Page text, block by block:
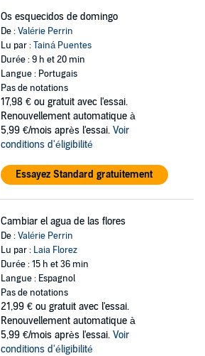
Os esquecidos de domingo
De :Valérie Perrin
Lu par :Tainá Puentes
Durée : 9 h et 20 min
Langue : Portugais
Pas de notations
17,98 € ou gratuit avec l'essai.
Renouvellement automatique à
5,99 €/mois après l'essai. Voir
conditions d'éligibilité
Essayez Standard gratuitement
Cambiar el agua de las flores
De :Valérie Perrin
Lu par : Laia Florez
Durée : 15 h et 36 min
Langue : Espagnol
Pas de notations
21,99 € ou gratuit avec l'essai.
Renouvellement automatique à
5,99 €/mois après l'essai. Voir
conditions d'éligibilité